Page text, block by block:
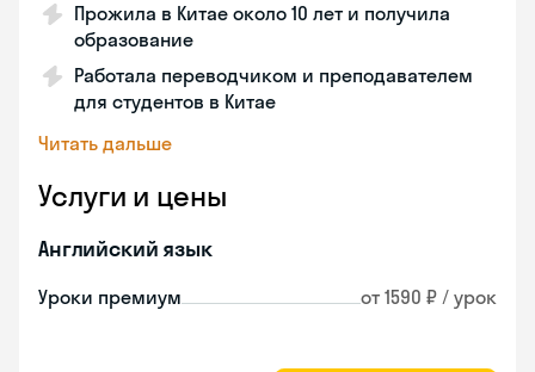
Прожила в Китае около 10 лет и получила
образование
Работала переводчиком и преподавателем
для студентов в Китае
Читать дальше
Услуги и цены
Английский язык
Уроки премиум от 1590 ₽ / урок